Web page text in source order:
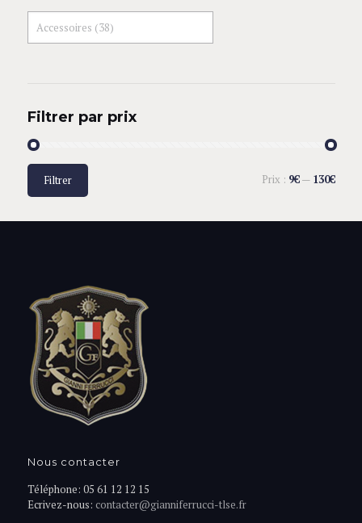
Filtrer par prix
Filtrer Prix : 9€— 130€
Nous contacter
Téléphone: 05 61 12 12 15
Ecrivez-nous: contacter@gianniferrucci-tlse.fr